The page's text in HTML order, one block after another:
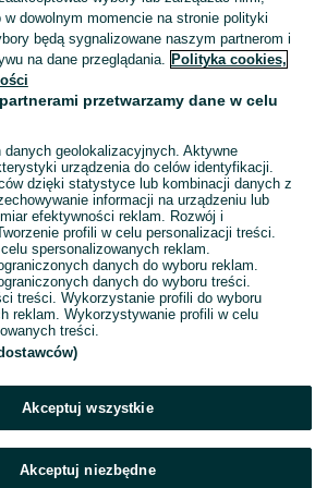
Nowy Targ
06 sierpnia 2026
WZÓR Dywan Loft Brąz-Beż
213,19 zł z Pakietem Ochronnym
Nowy Targ
06 sierpnia 2026
2 3 ... 10
w dowolnym momencie na stronie polityki
będą sygnalizowane naszym partnerom i
na dane przeglądania. Polityka cookies,
przetwarzamy dane w celu
danych geolokalizacyjnych. Aktywne
urządzenia do celów identyfikacji.
dzięki statystyce lub kombinacji danych z
informacji na urządzeniu lub
efektywności reklam. Rozwój i
profili w celu personalizacji treści.
spersonalizowanych reklam.
danych do wyboru reklam.
danych do wyboru treści.
treści. Wykorzystanie profili do wyboru
reklam. Wykorzystywanie profili w celu
treści.
Akceptuj wszystkie
Akceptuj niezbędne